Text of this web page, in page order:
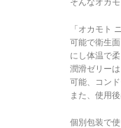
「オカモト
可能で衛生
にし体温で
潤滑ゼリー
可能、コン
また、使用
個別包装で